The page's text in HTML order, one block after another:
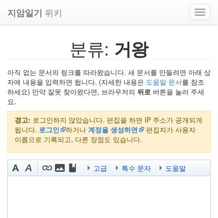
지암일기 위키
분류: 거왕
아직 없는 문서의 링크를 따라왔습니다. 새 문서를 만들려면 아래 상
자에 내용을 입력하면 됩니다. (자세한 내용은 도움말 문서를 참조
하세요) 만약 잘못 찾아왔다면, 브라우저의 뒤로 버튼을 눌러 주세
요.
경고: 로그인하지 않았습니다. 편집을 하면 IP 주소가 공개되게
됩니다. 로그인 하거나 계정을 생성하면
편집자가 사용자
이름으로 기록되고, 다른 장점도 있습니다.
고급 특수 문자 도움말